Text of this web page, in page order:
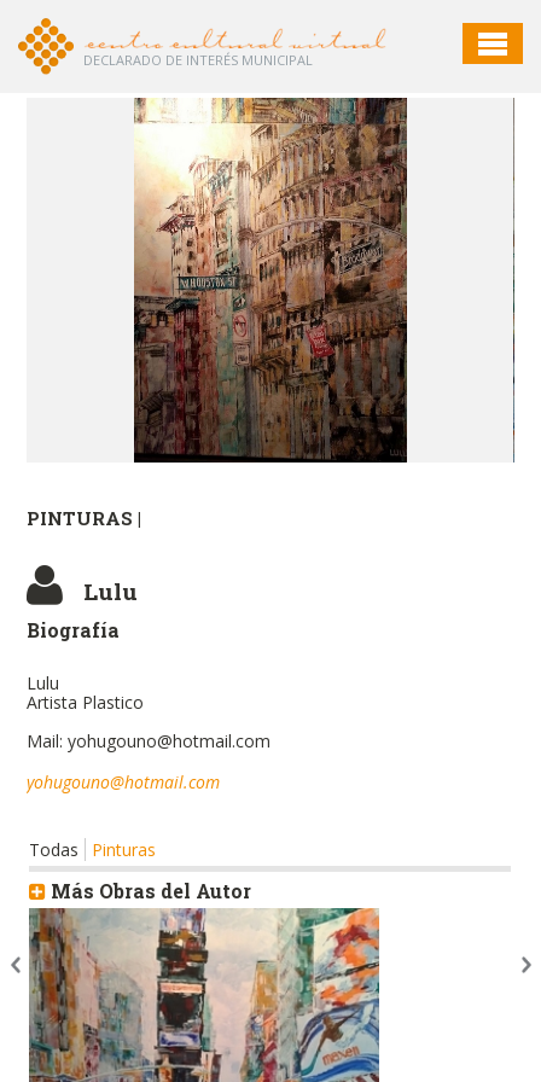
DECLARADO DE INTERÉS MUNICIPAL
PINTURAS |
Lulu
Biografía
Lulu
Artista Plastico
Mail: yohugouno@hotmail.com
yohugouno@hotmail.com
Todas Pinturas
Más Obras del Autor